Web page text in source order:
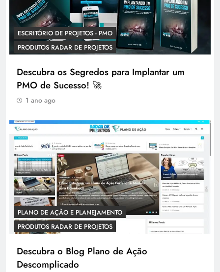
ESCRITÓRIO DE PROJETOS - PMO
PRODUTOS RADAR DE PROJETOS
Descubra os Segredos para Implantar um
PMO de Sucesso! 🚀
1 ano ago
PLANO DE AÇÃO E PLANEJAMENTO
PRODUTOS RADAR DE PROJETOS
Descubra o Blog Plano de Ação
Descomplicado